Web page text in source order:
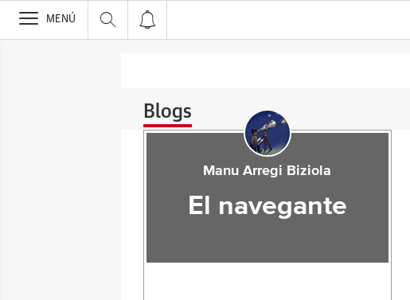
>
MENÚ
Blogs
Manu Arregi Biziola
El navegante